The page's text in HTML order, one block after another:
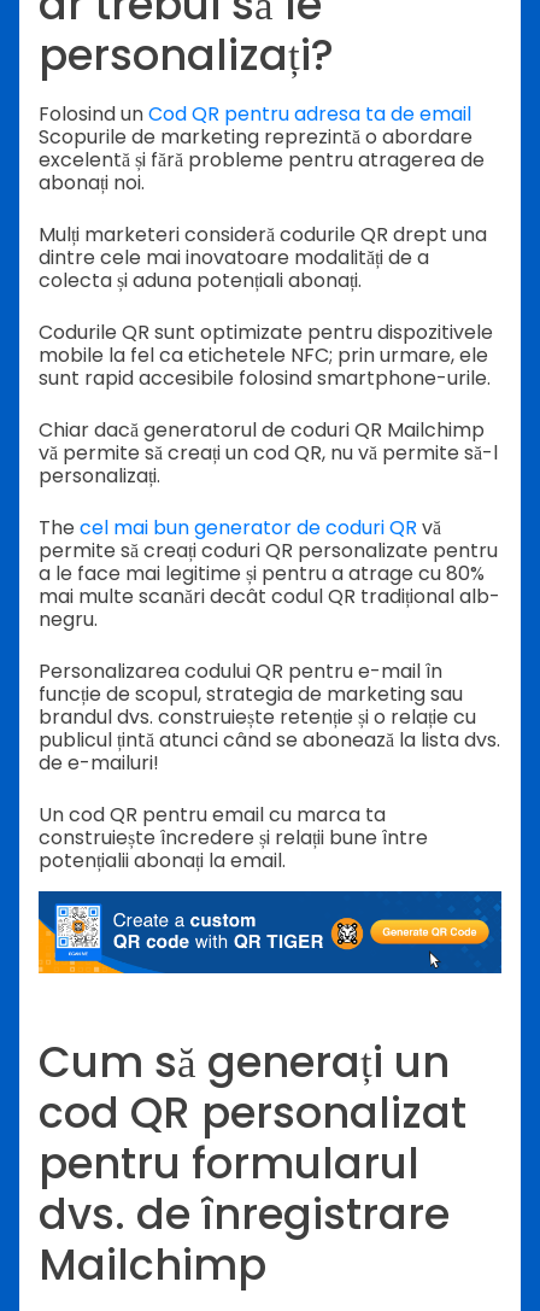
personalizați?
Folosind unCod QR pentru adresa ta de email
Scopurile de marketing reprezintă o abordare
excelentă și fără probleme pentru atragerea de
abonați noi.
Mulți marketeri consideră codurile QR drept una
dintre cele mai inovatoare modalități de a
colecta și aduna potențiali abonați.
Codurile QR sunt optimizate pentru dispozitivele
mobile la fel ca etichetele NFC; prin urmare, ele
sunt rapid accesibile folosind smartphone-urile.
Chiar dacă generatorul de coduri QR Mailchimp
vă permite să creați un cod QR, nu vă permite să-l
personalizați.
The cel mai bun generator de coduri QR vă
permite să creați coduri QR personalizate pentru
a le face mai legitime și pentru a atrage cu 80%
mai multe scanări decât codul QR tradițional alb-
negru.
Personalizarea codului QR pentru e-mail în
funcție de scopul, strategia de marketing sau
brandul dvs. construiește retenție și o relație cu
publicul țintă atunci când se abonează la lista dvs.
de e-mailuri!
Un cod QR pentru email cu marca ta
construiește încredere și relații bune între
potențialii abonați la email.
Cum să generați un
cod QR personalizat
pentru formularul
dvs. de înregistrare
Mailchimp